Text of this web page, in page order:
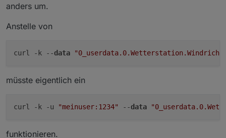
Nach dem ich die Authenifizierung deaktiviert
die Fehler aufgetaucht. Davor passierte einfach
Aber sonst scheint bei mir die 3.6.2 mit Simple
anders um.
Anstelle von
curl -k --data
müsste eigentlich ein
curl -k -u "meinuser:1234" --data
funktionieren.